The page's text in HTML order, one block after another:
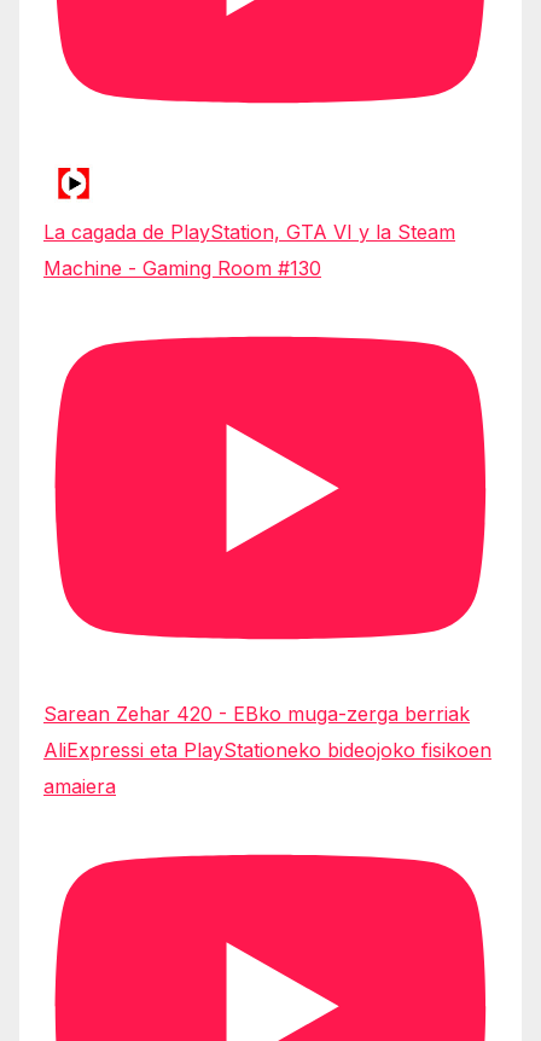
La cagada de PlayStation, GTA VI y la Steam
Machine - Gaming Room #130
Sarean Zehar 420 - EBko muga-zerga berriak
AliExpressi eta PlayStationeko bideojoko fisikoen
amaiera